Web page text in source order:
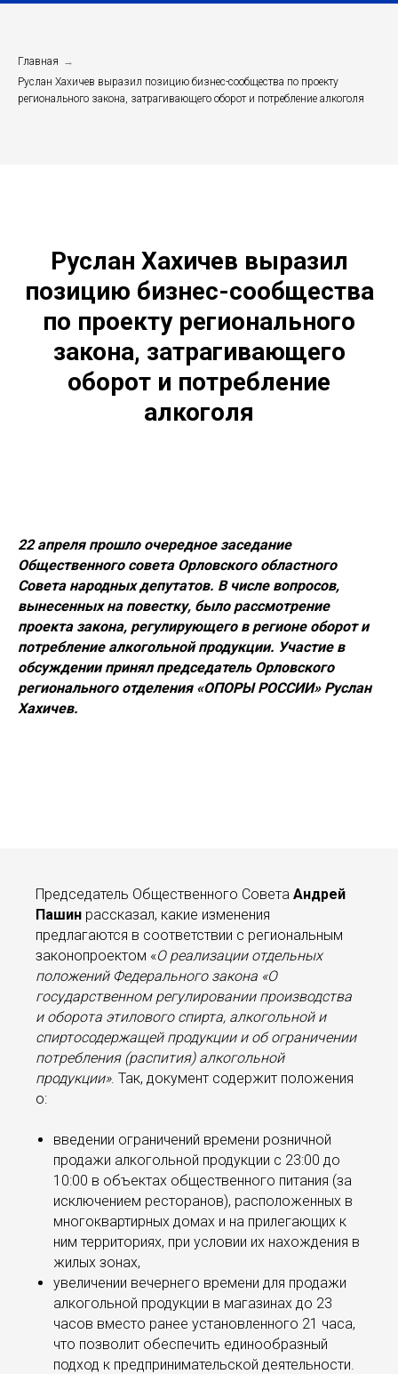
Главная →
Руслан Хахичев выразил позицию бизнес-сообщества по проекту
регионального закона, затрагивающего оборот и потребление алкоголя
Руслан Хахичев выразил
позицию бизнес-сообщества
по проекту регионального
закона, затрагивающего
оборот и потребление
алкоголя
22 апреля прошло очередное заседание
Общественного совета Орловского областного
Совета народных депутатов. В числе вопросов,
вынесенных на повестку, было рассмотрение
проекта закона, регулирующего в регионе оборот и
потребление алкогольной продукции. Участие в
обсуждении принял председатель Орловского
регионального отделения «ОПОРЫ РОССИИ» Руслан
Хахичев.
Председатель Общественного Совета Андрей
Пашин рассказал, какие изменения
предлагаются в соответствии с региональным
законопроектом «О реализации отдельных
положений Федерального закона «О
государственном регулировании производства
и оборота этилового спирта, алкогольной и
спиртосодержащей продукции и об ограничении
потребления (распития) алкогольной
продукции». Так, документ содержит положения
о:
введении ограничений времени розничной
продажи алкогольной продукции с 23:00 до
10:00 в объектах общественного питания (за
исключением ресторанов), расположенных в
многоквартирных домах и на прилегающих к
ним территориях, при условии их нахождения в
жилых зонах,
увеличении вечернего времени для продажи
алкогольной продукции в магазинах до 23
часов вместо ранее установленного 21 часа,
что позволит обеспечить единообразный
подход к предпринимательской деятельности.